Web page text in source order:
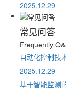
2025.12.29
常见问答
Frequently
自动化控制技
2025.12.29
基于智能监测